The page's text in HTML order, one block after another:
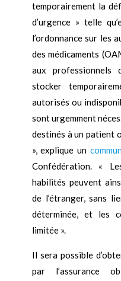
temporairement la
d’urgence » telle
l’ordonnance sur les
des médicaments
aux professionnels
stocker
autorisés ou
sont urgemment
destinés à un patient
», explique un
Confédération. «
habilités peuvent
de l’étranger, sans
déterminée, et les
limitée ».
Il sera possible
par l’assurance